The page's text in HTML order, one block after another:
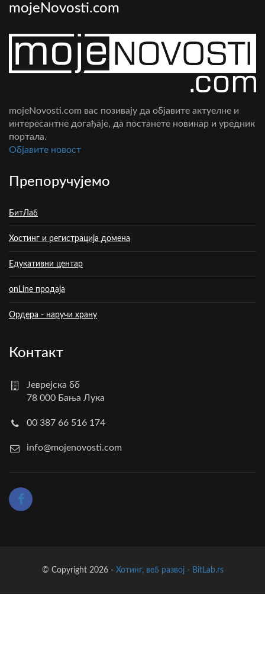
mojeNovosti.com
mojeNovosti.com вас позивају да објавите актуелне и
интересантне догађаје, да постанете новинар и уредник
портала.
Oбјавите новост
Препоручујемо
БитЛаб
Хостинг и регистрација домена
Едукативни центар
onLine продаја
Ордера - наручи храну
Контакт
Јеврејска бб
78 000 Бања Лука
00 387 66 516 174
info@mojenovosti.com
© Copyright 2026 - Хотинг, веб развој - BitLab.rs